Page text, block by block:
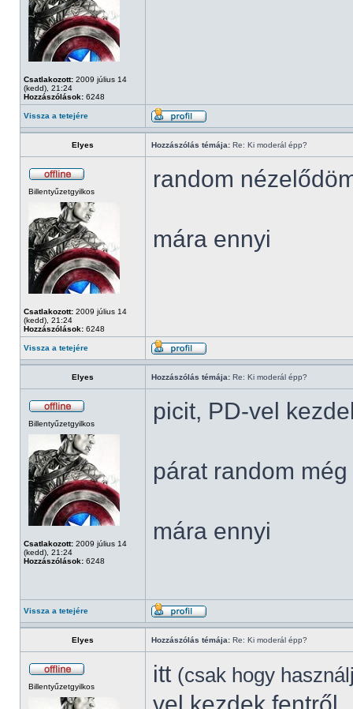
Csatlakozott: 2009 július 14
(kedd), 21:24
Hozzászólások: 6248
Vissza a tetejére
Elyes Hozzászólás témája: Re: Ki moderál épp?
Billentyűzetgyilkos
Csatlakozott: 2009 július 14
(kedd), 21:24
Hozzászólások: 6248
random
mára ennyi
Vissza a tetejére
Elyes Hozzászólás témája: Re: Ki moderál épp?
Billentyűzetgyilkos
Csatlakozott: 2009 július 14
(kedd), 21:24
Hozzászólások: 6248
picit, PD-vel
párat random
mára ennyi
Vissza a tetejére
Elyes Hozzászólás témája: Re: Ki moderál épp?
Billentyűzetgyilkos itt (csak hogy